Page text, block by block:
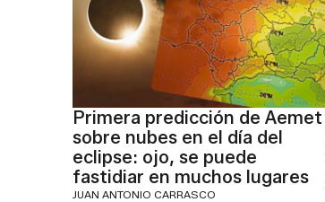
Primera predicción de Aemet
sobre nubes en el día del
eclipse: ojo, se puede
fastidiar en muchos lugares
JUAN ANTONIO CARRASCO